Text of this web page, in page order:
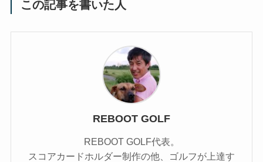
この記事を書いた人
REBOOT GOLF
REBOOT GOLF代表。
スコアカードホルダー制作の他、ゴルフが上達す